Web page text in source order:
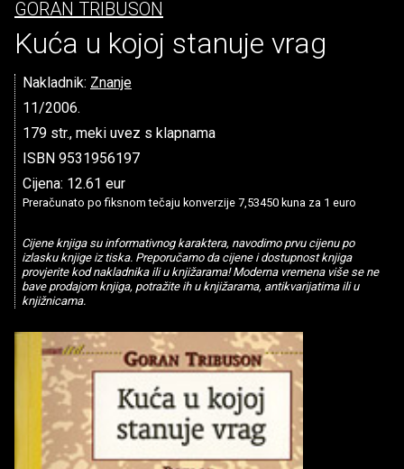
GORAN TRIBUSON
Kuća u kojoj stanuje vrag
Nakladnik: Znanje
11/2006.
179 str., meki uvez s klapnama
ISBN 9531956197
Cijena: 12.61 eur
Preračunato po fiksnom tečaju konverzije 7,53450 kuna za 1 euro
Cijene knjiga su informativnog karaktera, navodimo prvu cijenu po
izlasku knjige iz tiska. Preporučamo da cijene i dostupnost knjiga
provjerite kod nakladnika ili u knjižarama! Moderna vremena više se ne
bave prodajom knjiga, potražite ih u knjižarama, antikvarijatima ili u
knjižnicama.